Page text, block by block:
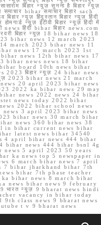
बिहार न्यूज़ सुनना है बिहार न्यूज़
bihar समाचार बिहार sach
न्यूज़ हिंदुस्तान बिहार न्यूज़ हिंदी
न्यूज़ ईटीवी बिहार न्यूज़ हिंदी में
news हिंदी bihar बिहार news.com
बिहार न्यूज़ 18 bihar news 18
bihar news 12 march 2023
march 2023 bihar news 11
news 17 march 2023 1st
news 12th bihar news 17
bihar news news 18 bihar
board 10th news bihar
बिहार न्यूज़ 24 bihar news
2023 bihar news 21 march
20 april 2023 bihar news
2022 ka bihar news 29 may
news 2022 news 24 bihar
news today 2022 bihar
2022 bihar school news
3 april 2023 bihar news
bihar news 30 march bihar
news 360 bihar news 38
in bihar current news bihar
latest news bihar 34540
4 april bihar news 444 bihar
bihar news 444 bihar bsnl 4g
news 5 april 2023 50 years
ka news top 5 newspaper in
6 march bihar news 7 april
7 bihar jharkhand bihar 7th
bihar 7th phase teacher
bihar news 8 march bihar
news bihar news 9 february
भारत न्यूज़ 9 bharat news hindi
vacancy in bihar today
class news 9 bharat news
t v 9 bharat news